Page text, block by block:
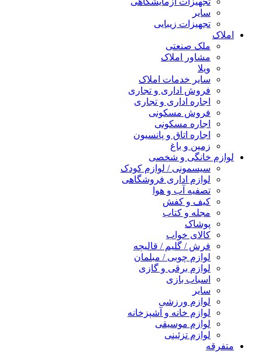
سایر
تجهیزات زیبایی
املاک
ملک صنعتی
مشاور املاک
ویلا
سایر خدمات املاک
فروش اداری و تجاری
اجاره اداری و تجاری
فروش مسکونی
اجاره مسکونی
اجاره اتاق و پانسیون
زمین و باغ
لوازم خانگی و شخصی
سیسمونی / لوازم کودک
لوازم اداری فروشگاهی
تصفیه آب و هوا
کیف و کفش
مجله و کتاب
پوشاک
کالای خواب
فرش / گلیم / قالیچه
لوازم چوبی / مبلمان
لوازم برقی و گازی
اسباب بازی
سایر
لوازم ورزشی
لوازم خانه و آشپزخانه
لوازم موسیقی
لوازم تزئینی
متفرقه